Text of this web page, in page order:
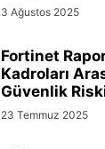
3 Ağustos 2025
Fortinet
Kadroları
Güvenlik
23 Temmuz 2025